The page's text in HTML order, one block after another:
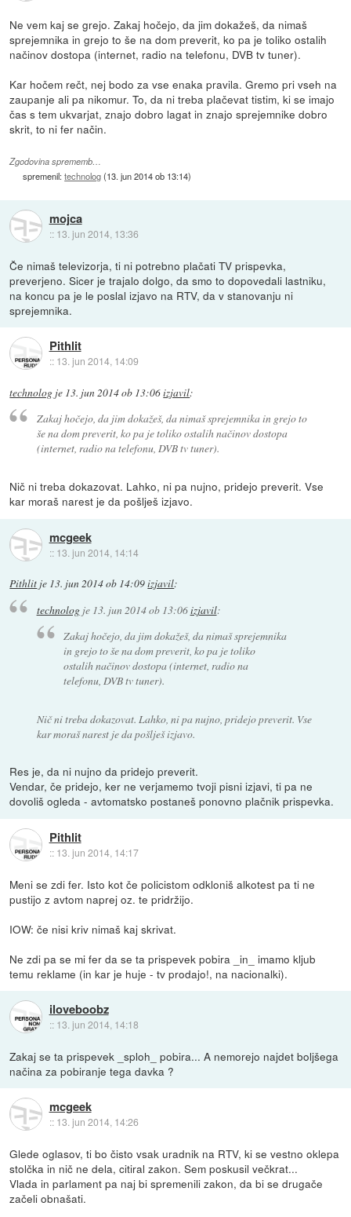
Ne vem kaj se grejo. Zakaj hočejo, da jim dokažeš, da nimaš
sprejemnika in grejo to še na dom preverit, ko pa je toliko ostalih
načinov dostopa (internet, radio na telefonu, DVB tv tuner).
Kar hočem rečt, nej bodo za vse enaka pravila. Gremo pri vseh na
zaupanje ali pa nikomur. To, da ni treba plačevat tistim, ki se imajo
čas s tem ukvarjat, znajo dobro lagat in znajo sprejemnike dobro
skrit, to ni fer način.
Zgodovina sprememb…
spremenil:technolog(13. jun 2014 ob 13:14)
mojca
:: 13. jun 2014, 13:36
Če nimaš televizorja, ti ni potrebno plačati TV prispevka,
preverjeno. Sicer je trajalo dolgo, da smo to dopovedali lastniku,
na koncu pa je le poslal izjavo na RTV, da v stanovanju ni
sprejemnika.
Pithlit
:: 13. jun 2014, 14:09
technolog je 13. jun 2014 ob 13:06izjavil:
Zakaj hočejo, da jim dokažeš, da nimaš sprejemnika in grejo to
še na dom preverit, ko pa je toliko ostalih načinov dostopa
(internet, radio na telefonu, DVB tv tuner).
Nič ni treba dokazovat. Lahko, ni pa nujno, pridejo preverit. Vse
kar moraš narest je da pošlješ izjavo.
mcgeek
:: 13. jun 2014, 14:14
Pithlit je 13. jun 2014 ob 14:09izjavil:
technologje 13. jun 2014 ob 13:06izjavil:
Zakaj hočejo, da jim dokažeš, da nimaš sprejemnika
in grejo to še na dom preverit, ko pa je toliko
ostalih načinov dostopa (internet, radio na
telefonu, DVB tv tuner).
Nič ni treba dokazovat. Lahko, ni pa nujno, pridejo preverit. Vse
kar moraš narest je da pošlješ izjavo.
Res je, da ni nujno da pridejo preverit.
Vendar, če pridejo, ker ne verjamemo tvoji pisni izjavi, ti pa ne
dovoliš ogleda - avtomatsko postaneš ponovno plačnik prispevka.
Pithlit
:: 13. jun 2014, 14:17
Meni se zdi fer. Isto kot če policistom odkloniš alkotest pa ti ne
pustijo z avtom naprej oz. te pridržijo.
IOW: če nisi kriv nimaš kaj skrivat.
Ne zdi pa se mi fer da se ta prispevek pobira _in_ imamo kljub
temu reklame (in kar je huje - tv prodajo!, na nacionalki).
iloveboobz
:: 13. jun 2014, 14:18
Zakaj se ta prispevek _sploh_ pobira... A nemorejo najdet boljšega
načina za pobiranje tega davka ?
mcgeek
:: 13. jun 2014, 14:26
Glede oglasov, ti bo čisto vsak uradnik na RTV, ki se vestno oklepa
stolčka in nič ne dela, citiral zakon. Sem poskusil večkrat...
Vlada in parlament pa naj bi spremenili zakon, da bi se drugače
začeli obnašati.